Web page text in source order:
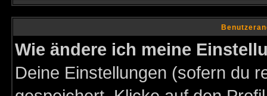
Wie ändere ich meine
Deine Einstellungen (sofern du